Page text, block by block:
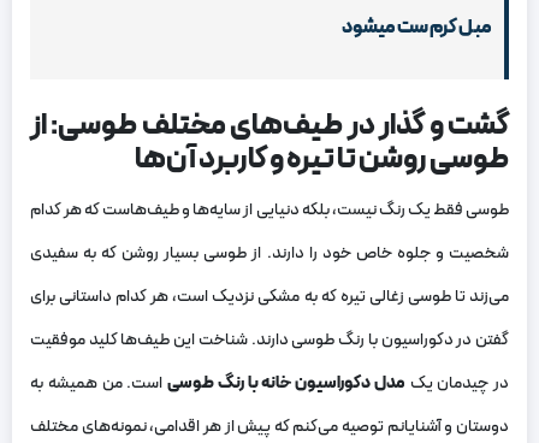
مبل کرم ست میشود
گشت و گذار در طیف‌های مختلف طوسی: از
طوسی روشن تا تیره و کاربرد آن‌ها
طوسی فقط یک رنگ نیست، بلکه دنیایی از سایه‌ها و طیف‌هاست که هر کدام
شخصیت و جلوه خاص خود را دارند. از طوسی بسیار روشن که به سفیدی
می‌زند تا طوسی زغالی تیره که به مشکی نزدیک است، هر کدام داستانی برای
گفتن در دکوراسیون با رنگ طوسی دارند. شناخت این طیف‌ها کلید موفقیت
در چیدمان یک مدل دکوراسیون خانه با رنگ طوسیاست. من همیشه به
دوستان و آشنایانم توصیه می‌کنم که پیش از هر اقدامی، نمونه‌های مختلف